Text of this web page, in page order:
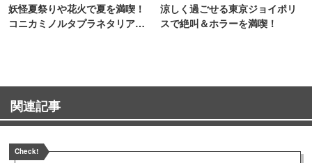
妖怪夏祭りや花火で夏を満喫！
コニカミノルタプラネタリア
涼しく過ごせる東京ジョイポリ
スで絶叫＆ホラーを満喫！
関連記事
Check!